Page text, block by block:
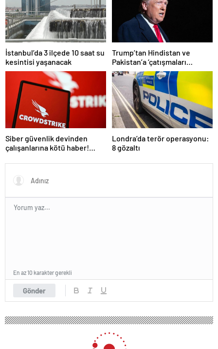
İstanbul’da 3 ilçede 10 saat su
kesintisi yaşanacak
Trump’tan Hindistan ve
Pakistan’a ‘çatışmaları
durdurun’ çağrısı
Siber güvenlik devinden
çalışanlarına kötü haber!
Londra’da terör operasyonu:
8 gözaltı
Gönder
En az 10 karakter gerekli